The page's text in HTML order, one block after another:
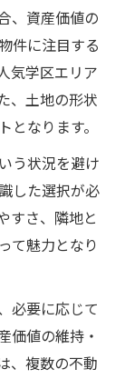
、資産価値の
件に注目する
気学区エリア
、土地の形状
なります。
う状況を避け
した選択が必
すさ、隣地と
て魅力となり
必要に応じて
価値の維持・
、複数の不動